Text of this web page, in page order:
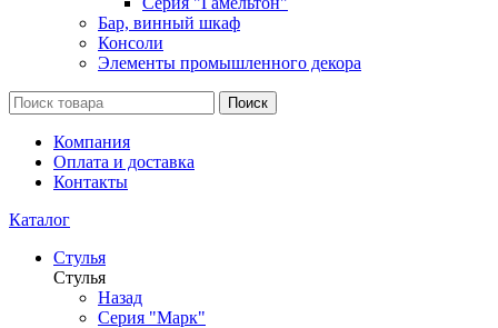
Бар, винный шкаф
Консоли
Элементы промышленного декора
Поиск
Компания
Оплата и доставка
Контакты
Каталог
Стулья
Стулья
Назад
Серия "Марк"